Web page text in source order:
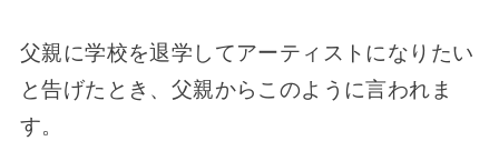
父親に学校を退学してアーティストになりたい
と告げたとき、父親からこのように言われま
す。